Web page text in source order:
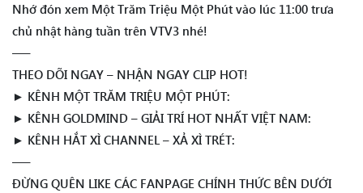
Nhớ đón xem Một Trăm Triệu Một Phút vào lúc 11:00 trưa
chủ nhật hàng tuần trên VTV3 nhé!
—–
THEO DÕI NGAY – NHẬN NGAY CLIP HOT!
► KÊNH MỘT TRĂM TRIỆU MỘT PHÚT:
► KÊNH GOLDMIND – GIẢI TRÍ HOT NHẤT VIỆT NAM:
► KÊNH HẮT XÌ CHANNEL – XẢ XÌ TRÉT:
—–
ĐỪNG QUÊN LIKE CÁC FANPAGE CHÍNH THỨC BÊN DƯỚI